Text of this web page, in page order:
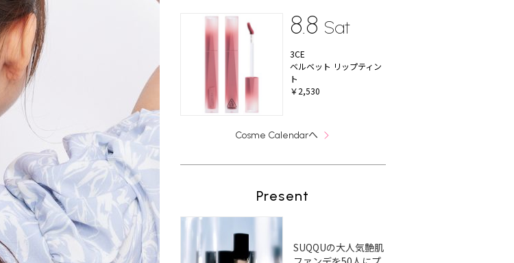
8.8 Sat
3CE
ベルベット リップティン
ト
￥2,530
Cosme Calendarへ
Present
SUQQUの大人気艶肌